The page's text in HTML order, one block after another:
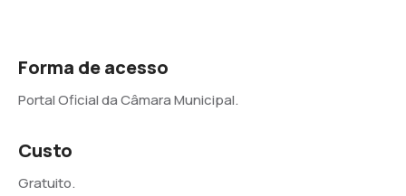
Forma de acesso
Portal Oficial da Câmara Municipal.
Custo
Gratuito.